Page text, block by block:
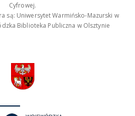
Cyfrowej.
są: Uniwersytet Warmińsko-Mazurski w
Biblioteka Publiczna w Olsztynie